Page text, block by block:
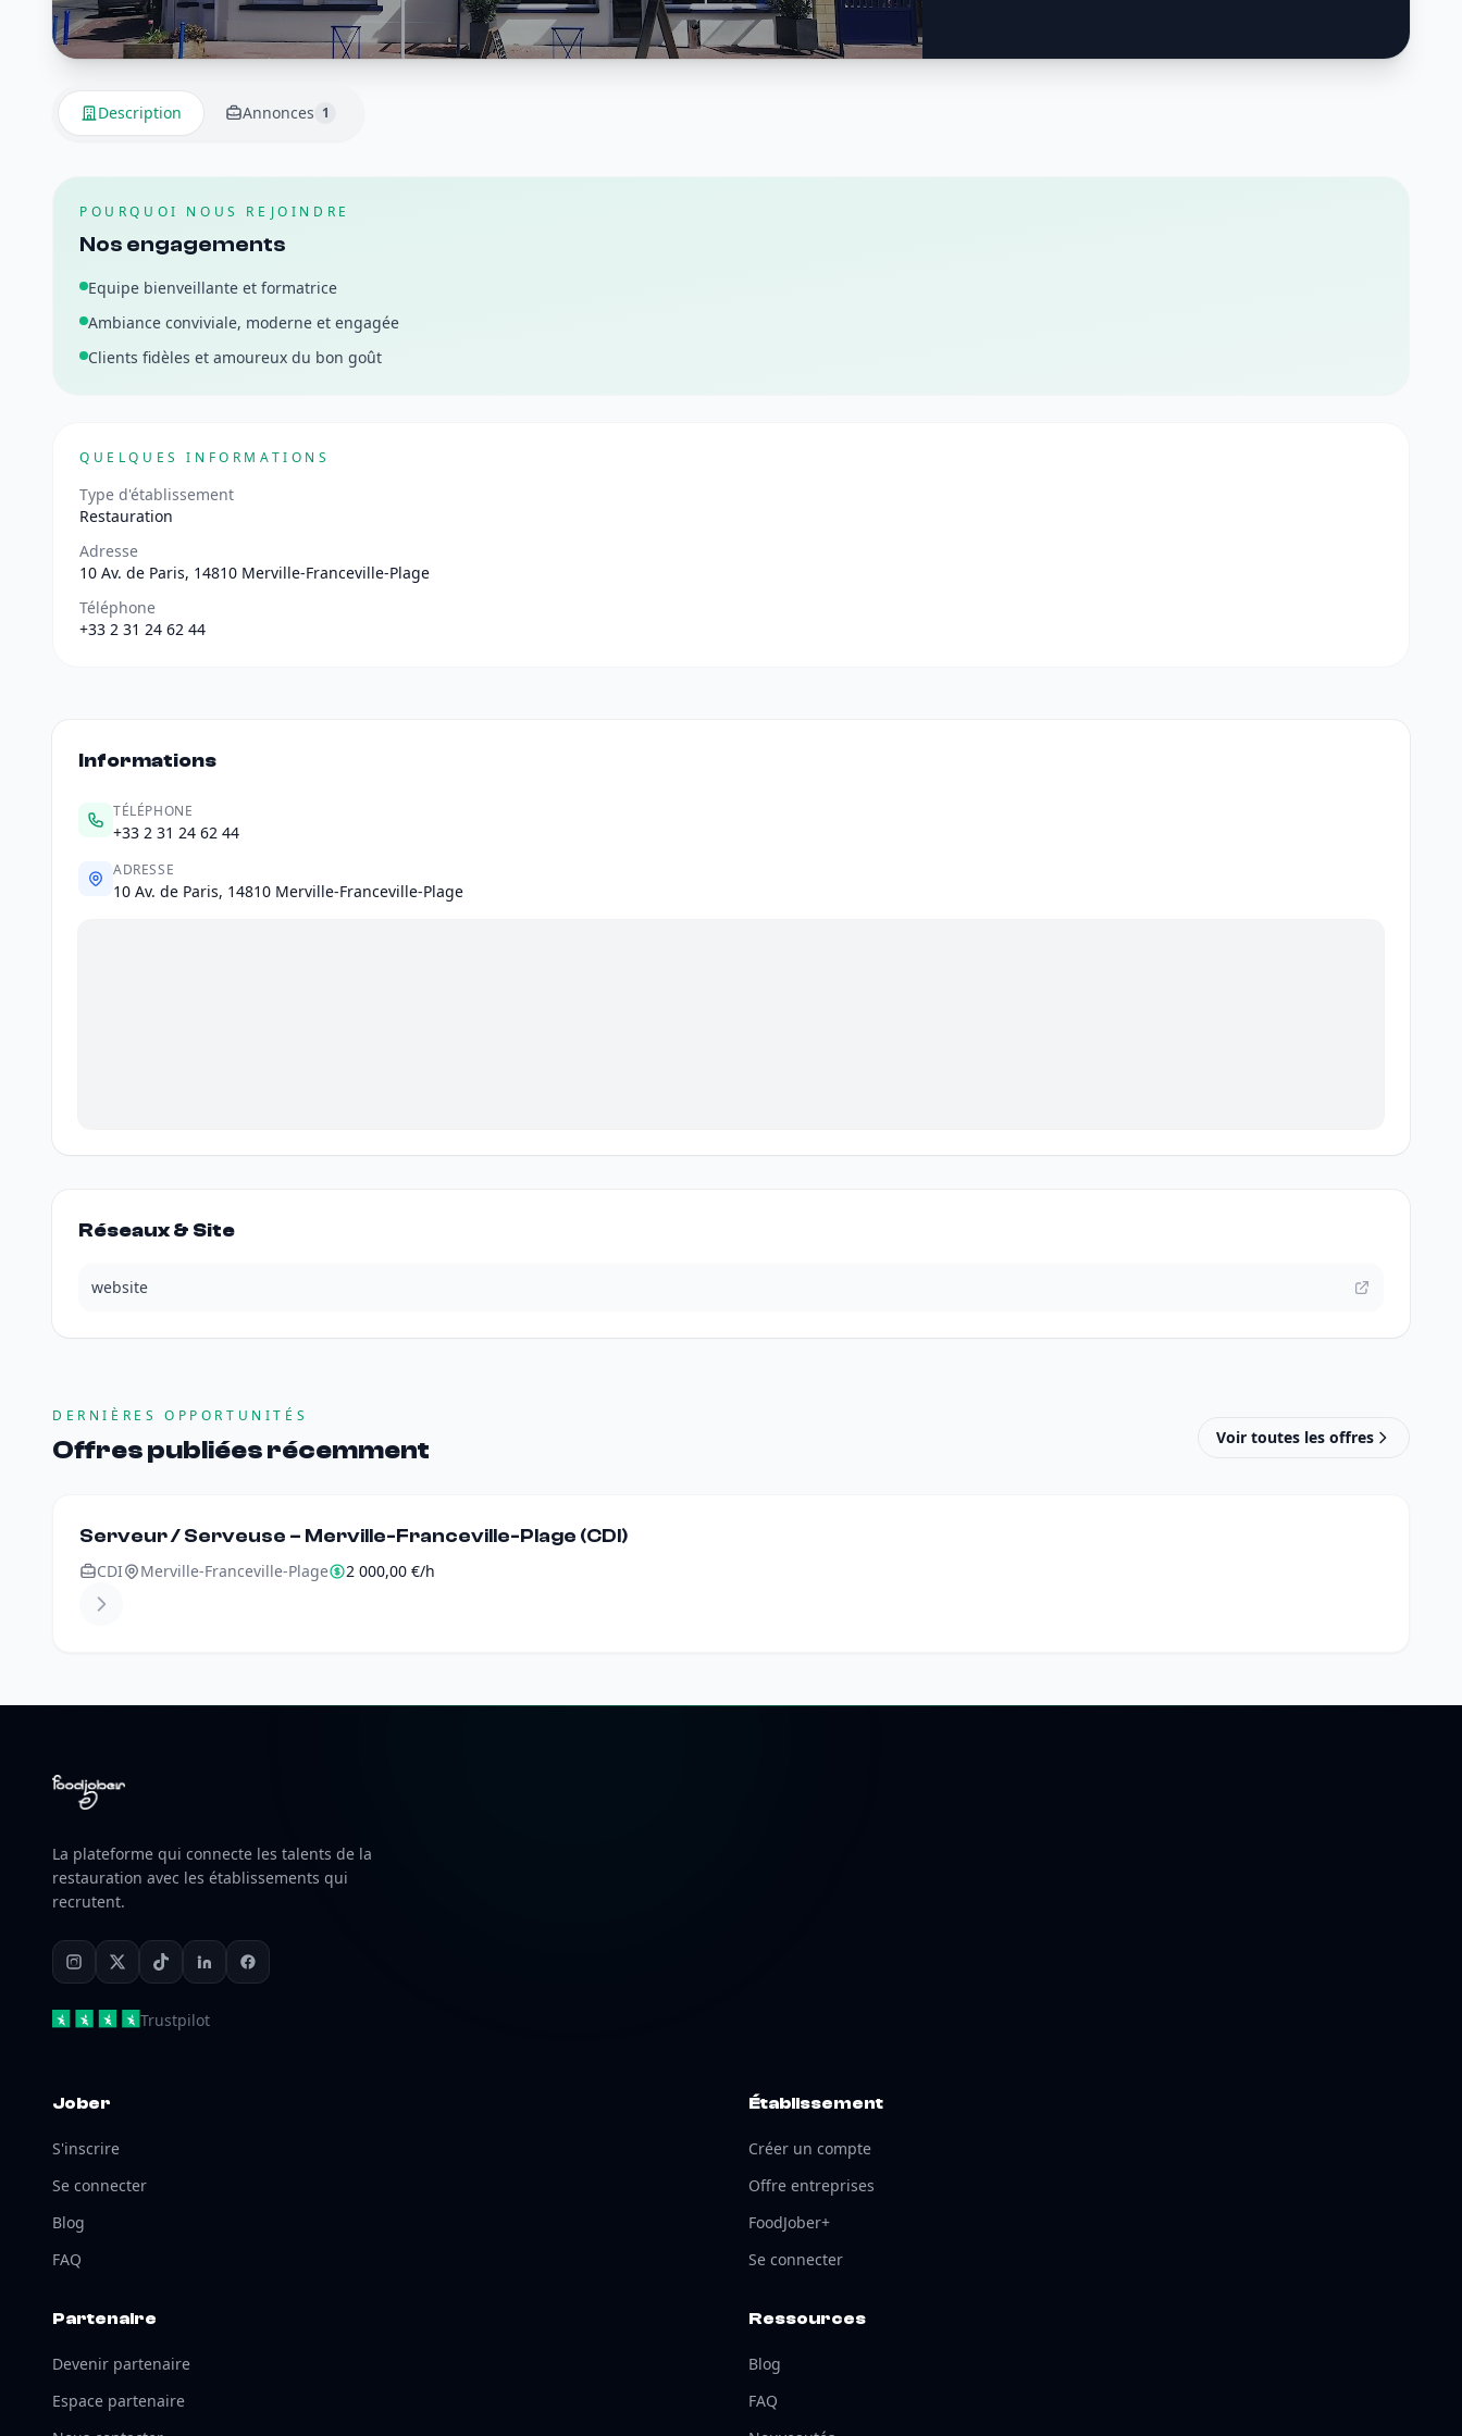
Description Annonces 1
POURQUOI NOUS REJOINDRE
Nos engagements
Equipe bienveillante et formatrice
Ambiance conviviale, moderne et engagée
Clients fidèles et amoureux du bon goût
QUELQUES INFORMATIONS
Type d'établissement
Restauration
Adresse
10 Av. de Paris, 14810 Merville-Franceville-Plage
Téléphone
+33 2 31 24 62 44
Informations
TÉLÉPHONE
+33 2 31 24 62 44
ADRESSE
10 Av. de Paris, 14810 Merville-Franceville-Plage
Réseaux & Site
website
DERNIÈRES OPPORTUNITÉS
Offres publiées récemment Voir toutes les offres
Serveur / Serveuse – Merville-Franceville-Plage (CDI)
CDI Merville-Franceville-Plage 2 000,00 €/h
La plateforme qui connecte les talents de la
restauration avec les établissements qui
recrutent.
Trustpilot
Jober
S'inscrire
Se connecter
Blog
FAQ
Établissement
Créer un compte
Offre entreprises
FoodJober+
Se connecter
Partenaire
Devenir partenaire
Espace partenaire
Ressources
Blog
FAQ